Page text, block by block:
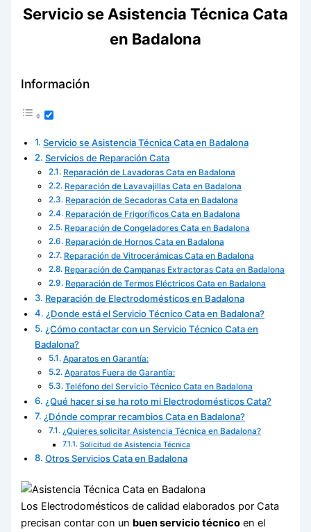
Servicio se Asistencia Técnica Cata
en Badalona
Información
Servicio se Asistencia Técnica Cata en Badalona
Servicios de Reparación Cata
Reparación de Lavadoras Cata en Badalona
Reparación de Lavavajillas Cata en Badalona
Reparación de Secadoras Cata en Badalona
Reparación de Frigoríficos Cata en Badalona
Reparación de Congeladores Cata en Badalona
Reparación de Hornos Cata en Badalona
Reparación de Vitrocerámicas Cata en Badalona
Reparación de Campanas Extractoras Cata en Badalona
Reparación de Termos Eléctricos Cata en Badalona
Reparación de Electrodomésticos en Badalona
¿Donde está el Servicio Técnico Cata en Badalona?
¿Cómo contactar con un Servicio Técnico Cata en
Badalona?
Aparatos en Garantía:
Aparatos Fuera de Garantía:
Teléfono del Servicio Técnico Cata en Badalona
¿Qué hacer si se ha roto mi Electrodomésticos Cata?
¿Dónde comprar recambios Cata en Badalona?
¿Quieres solicitar Asistencia Técnica en Badalona?
Solicitud de Asistencia Técnica
Otros Servicios Cata en Badalona
Los Electrodomésticos de calidad elaborados por Cata
precisan contar con un buen servicio técnico en el